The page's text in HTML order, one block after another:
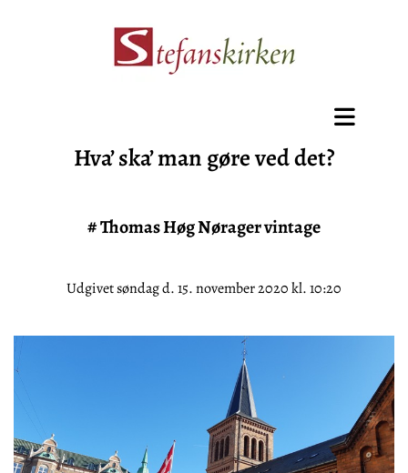
Hva’ ska’ man gøre ved det?
#Thomas Høg Nørager vintage
Udgivet søndag d. 15. november 2020 kl. 10:20